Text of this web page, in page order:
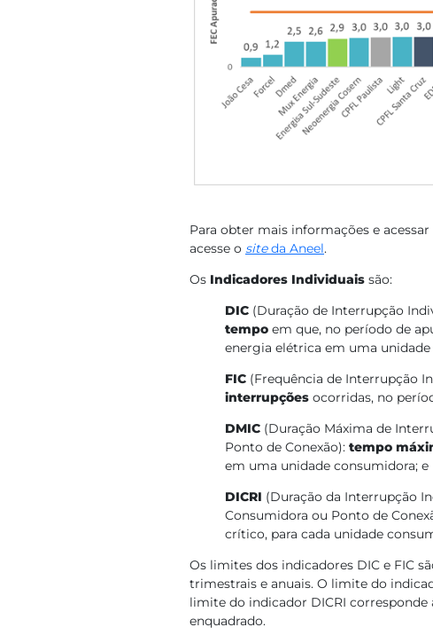
Para obter mais informações e
acesse o siteda Aneel.
Os Indicadores Individuais são:
DIC (Duração de Interrupção
tempo em que, no período de
energia elétrica em uma
FIC (Frequência de Interrupção
interrupções ocorridas, no
DMIC (Duração Máxima de
Ponto de Conexão): tempo
em uma unidade consumidora; e
DICRI (Duração da Interrupção
Consumidora ou Ponto de
crítico, para cada unidade
Os limites dos indicadores DIC e FIC
trimestrais e anuais. O limite do
limite do indicador DICRI
enquadrado.